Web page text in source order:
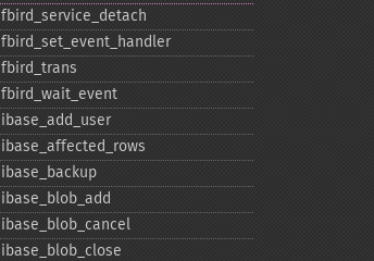
fbird_​service_​detach
fbird_​set_​event_​handler
fbird_​trans
fbird_​wait_​event
ibase_​add_​user
ibase_​affected_​rows
ibase_​backup
ibase_​blob_​add
ibase_​blob_​cancel
ibase_​blob_​close